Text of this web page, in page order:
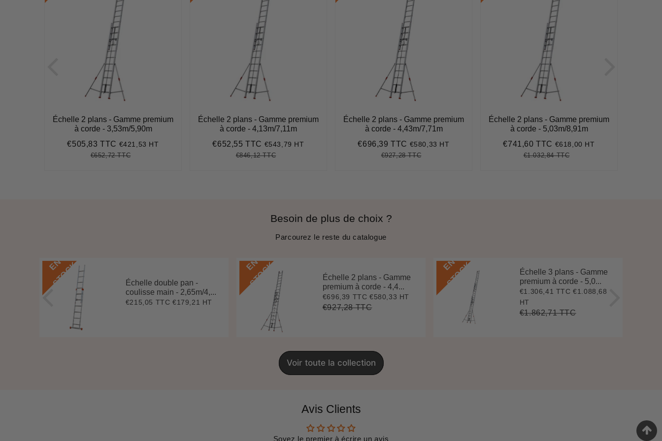
Échelle 2 plans - Gamme premium
à corde - 3,53m/5,90m
Prix
€505,83 TTC €505,83
€421,53 HT
Prix
€652,72 TTC€652,72
Échelle 2 plans - Gamme premium
à corde - 4,13m/7,11m
Prix
€652,55 TTC €652,55
€543,79 HT
Prix
€846,12 TTC€846,12
Échelle 2 plans - Gamme premium
à corde - 4,43m/7,71m
Prix
€696,39 TTC €696,39
€580,33 HT
Prix
€927,28 TTC€927,28
Échelle 2 plans - Gamme premium
à corde - 5,03m/8,91m
Prix
€741,60 TTC €741,60
€618,00 HT
Prix
€1.032,84 TTC€1.032,84
Besoin de plus de choix ?
Parcourez le reste du catalogue
E
N
S
T
O
C
K
Échelle double pan -
coulisse main - 2,65m/4,...
Prix
€215,05 TTC €215,05
€179,21 HT
E
N
S
T
O
C
K
Échelle 2 plans - Gamme
premium à corde - 4,4...
Prix
réduit
€696,39 TTC €696,39
€580,33 HT
Prix
€927,28 TTC€927,28
E
N
S
T
O
C
K
Échelle 3 plans - Gamme
premium à corde - 5,0...
Prix
réduit
€1.306,41 TTC€1.306,41
€1.088,68
HT
Prix
€1.862,71 TTC€1.862,71
Voir toute la collection
Avis Clients
Soyez le premier à écrire un avis